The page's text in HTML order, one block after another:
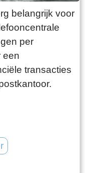
belangrijk voor
per
een
transacties